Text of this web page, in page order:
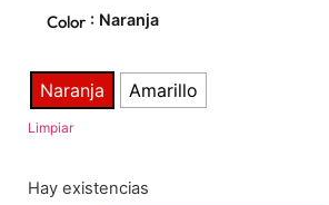
Color : Naranja
Naranja Amarillo
Limpiar
Hay existencias